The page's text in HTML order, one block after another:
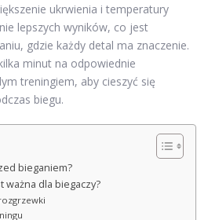
ukrwienia i temperatury
lepszych wyników, co jest
gdzie każdy detal ma znaczenie.
minut na odpowiednie
treningiem, aby cieszyć się
biegu.
bieganiem?
dla biegaczy?